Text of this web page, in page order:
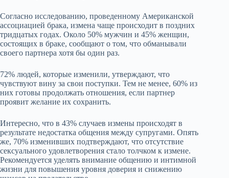
Согласно исследованию, проведенному Американской
ассоциацией брака, измена чаще происходит в поздних
тридцатых годах. Около 50% мужчин и 45% женщин,
состоящих в браке, сообщают о том, что обманывали
своего партнера хотя бы один раз.
72% людей, которые изменили, утверждают, что
чувствуют вину за свои поступки. Тем не менее, 60% из
них готовы продолжать отношения, если партнер
проявит желание их сохранить.
Интересно, что в 43% случаев измены происходят в
результате недостатка общения между супругами. Опять
же, 70% изменивших подтверждают, что отсутствие
сексуального удовлетворения стало толчком к измене.
Рекомендуется уделять внимание общению и интимной
жизни для повышения уровня доверия и снижению